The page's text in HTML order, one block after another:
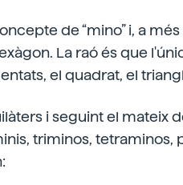
de “mino” i, a
La raó és que
el quadrat, el
i seguint el mateix
triminos, tetraminos,